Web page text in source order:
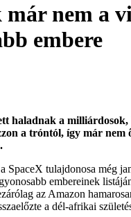
nem a
embere
haladnak a
a tróntól, így már nem
a SpaceX tulajdonosa még
embereinek
az Amazon
a dél-afrikai